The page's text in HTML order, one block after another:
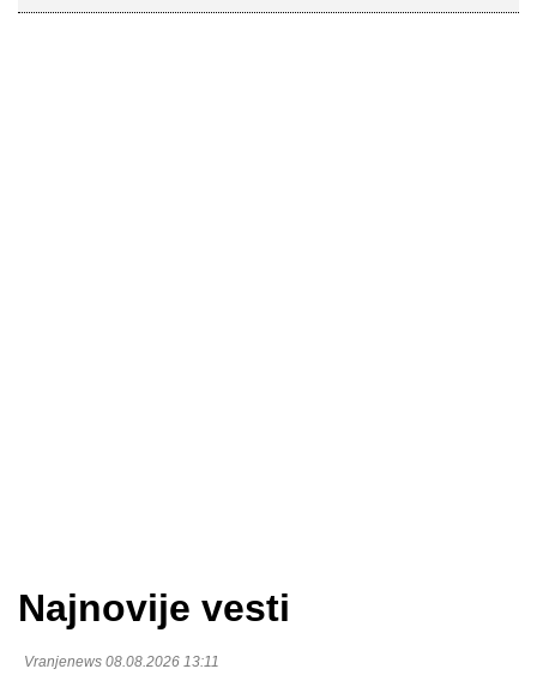
Najnovije vesti
Vranjenews 08.08.2026 13:11